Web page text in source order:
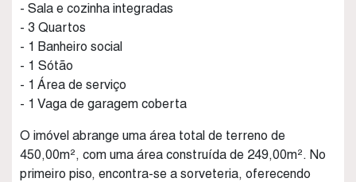
- Sala e cozinha integradas
- 3 Quartos
- 1 Banheiro social
- 1 Sótão
- 1 Área de serviço
- 1 Vaga de garagem coberta
O imóvel abrange uma área total de terreno de
450,00m², com uma área construída de 249,00m². No
primeiro piso, encontra-se a sorveteria, oferecendo